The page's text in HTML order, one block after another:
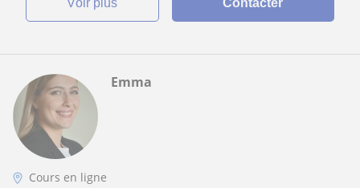
voir plus Contacter
Emma
Cours en ligne